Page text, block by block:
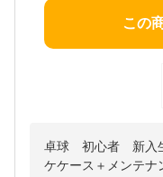
この
卓球 初心者 新入
ケケース＋メンテナ